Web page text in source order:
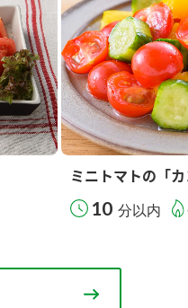
ミニトマトの「
10 分以内